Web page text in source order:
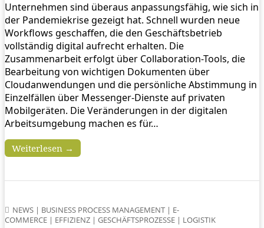
Unternehmen sind überaus anpassungsfähig, wie sich in
der Pandemiekrise gezeigt hat. Schnell wurden neue
Workflows geschaffen, die den Geschäftsbetrieb
vollständig digital aufrecht erhalten. Die
Zusammenarbeit erfolgt über Collaboration-Tools, die
Bearbeitung von wichtigen Dokumenten über
Cloudanwendungen und die persönliche Abstimmung in
Einzelfällen über Messenger-Dienste auf privaten
Mobilgeräten. Die Veränderungen in der digitalen
Arbeitsumgebung machen es für…
Weiterlesen →
NEWS | BUSINESS PROCESS MANAGEMENT | E-
COMMERCE | EFFIZIENZ | GESCHÄFTSPROZESSE | LOGISTIK